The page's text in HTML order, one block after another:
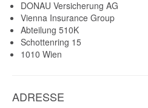
DONAU Versicherung AG
Vienna Insurance Group
Abteilung 510K
Schottenring 15
1010 Wien
ADRESSE